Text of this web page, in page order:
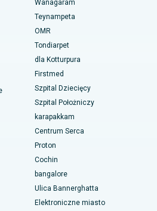
w Thousand Lights w
Hills, Hajdarabad
Chennai
Chennai
Road, Karur
Chennai
Vizag
Road w Lucknow
26, Noida
zastawki aortalnej
Wanagaram
Teynampeta
OMR
Tondiarpet
dla Kotturpura
Firstmed
Szpital Dziecięcy
Szpital Położniczy
karapakkam
Centrum Serca
Proton
Cochin
bangalore
Ulica Bannerghatta
Elektroniczne miasto